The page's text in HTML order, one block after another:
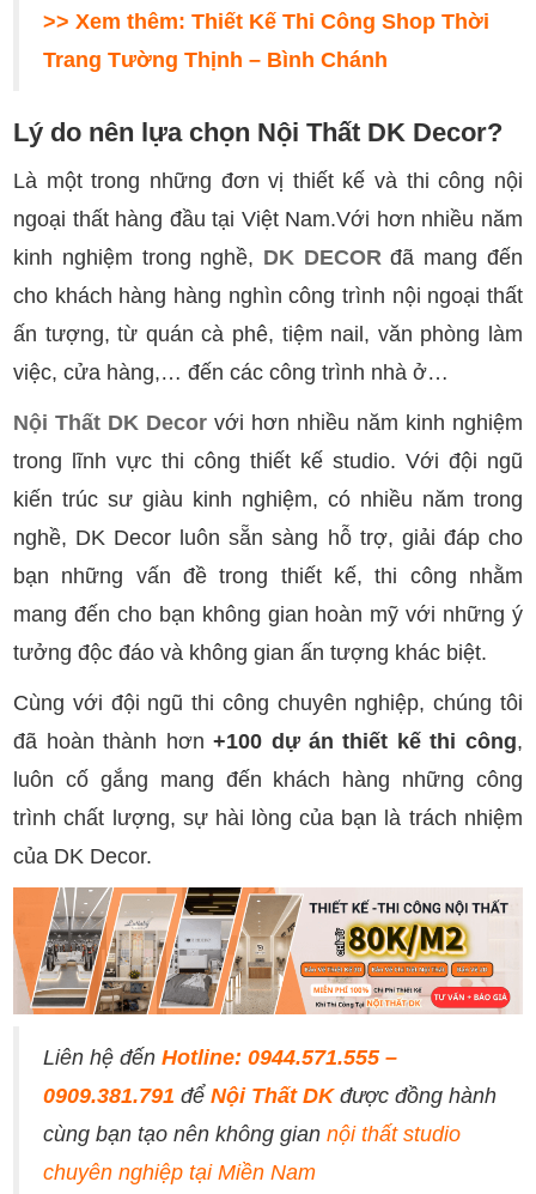
>> Xem thêm:Thiết Kế Thi Công Shop Thời
Trang Tường Thịnh – Bình Chánh
Lý do nên lựa chọn Nội Thất DK Decor?
Là một trong những đơn vị thiết kế và thi công nội
ngoại thất hàng đầu tại Việt Nam.Với hơn nhiều năm
kinh nghiệm trong nghề, DK DECOR đã mang đến
cho khách hàng hàng nghìn công trình nội ngoại thất
ấn tượng, từ quán cà phê, tiệm nail, văn phòng làm
việc, cửa hàng,… đến các công trình nhà ở…
Nội Thất DK Decor với hơn nhiều năm kinh nghiệm
trong lĩnh vực thi công thiết kế studio. Với đội ngũ
kiến trúc sư giàu kinh nghiệm, có nhiều năm trong
nghề, DK Decor luôn sẵn sàng hỗ trợ, giải đáp cho
bạn những vấn đề trong thiết kế, thi công nhằm
mang đến cho bạn không gian hoàn mỹ với những ý
tưởng độc đáo và không gian ấn tượng khác biệt.
Cùng với đội ngũ thi công chuyên nghiệp, chúng tôi
đã hoàn thành hơn+100 dự án thiết kế thi công,
luôn cố gắng mang đến khách hàng những công
trình chất lượng, sự hài lòng của bạn là trách nhiệm
của DK Decor.
Liên hệ đếnHotline: 0944.571.555 –
0909.381.791 đểNội Thất DKđược đồng hành
cùng bạn tạo nên không giannội thất studio
chuyên nghiệp tại Miền Nam